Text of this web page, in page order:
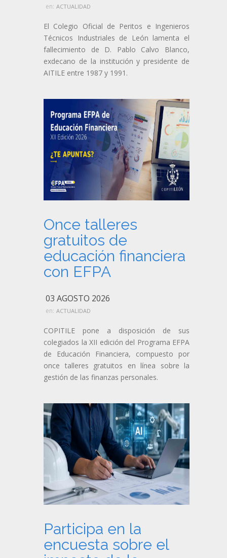
en: ACTUALIDAD
El Colegio Oficial de Peritos e Ingenieros
Técnicos Industriales de León lamenta el
fallecimiento de D. Pablo Calvo Blanco,
exdecano de la institución y presidente de
AITILE entre 1987 y 1991.
Once talleres
gratuitos de
educación financiera
con EFPA
03 AGOSTO 2026
en: ACTUALIDAD
COPITILE pone a disposición de sus
colegiados la XII edición del Programa EFPA
de Educación Financiera, compuesto por
once talleres gratuitos en línea sobre la
gestión de las finanzas personales.
Participa en la
encuesta sobre el